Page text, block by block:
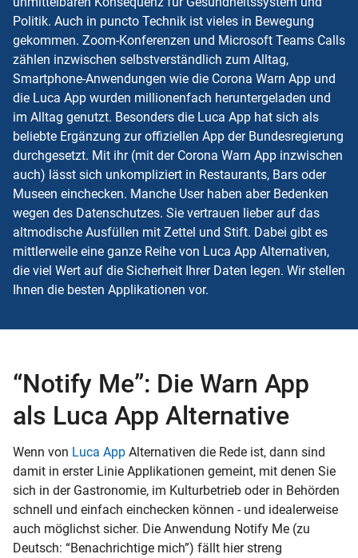
Politik. Auch in puncto Technik ist vieles in Bewegung
gekommen. Zoom-Konferenzen und Microsoft Teams Calls
zählen inzwischen selbstverständlich zum Alltag,
Smartphone-Anwendungen wie die Corona Warn App und
die Luca App wurden millionenfach heruntergeladen und
im Alltag genutzt. Besonders die Luca App hat sich als
beliebte Ergänzung zur offiziellen App der Bundesregierung
durchgesetzt. Mit ihr (mit der Corona Warn App inzwischen
auch) lässt sich unkompliziert in Restaurants, Bars oder
Museen einchecken. Manche User haben aber Bedenken
wegen des Datenschutzes. Sie vertrauen lieber auf das
altmodische Ausfüllen mit Zettel und Stift. Dabei gibt es
mittlerweile eine ganze Reihe von Luca App Alternativen,
die viel Wert auf die Sicherheit Ihrer Daten legen. Wir stellen
Ihnen die besten Applikationen vor.
“Notify Me”: Die Warn App
als Luca App Alternative
Wenn von Luca App Alternativen die Rede ist, dann sind
damit in erster Linie Applikationen gemeint, mit denen Sie
sich in der Gastronomie, im Kulturbetrieb oder in Behörden
schnell und einfach einchecken können - und idealerweise
auch möglichst sicher. Die Anwendung Notify Me (zu
Deutsch: “Benachrichtige mich”) fällt hier streng